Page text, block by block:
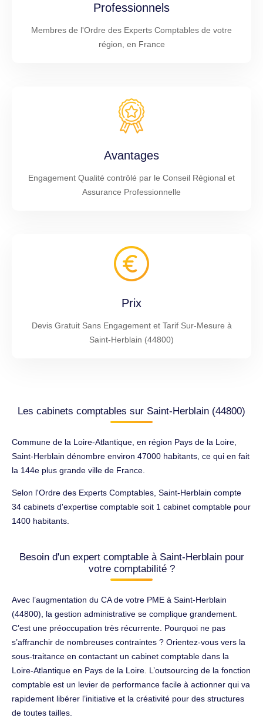
Professionnels
Membres de l'Ordre des Experts Comptables de votre
région, en France
Avantages
Engagement Qualité contrôlé par le Conseil Régional et
Assurance Professionnelle
Prix
Devis Gratuit Sans Engagement et Tarif Sur-Mesure à
Saint-Herblain (44800)
Les cabinets comptables sur Saint-Herblain (44800)
Commune de la Loire-Atlantique, en région Pays de la Loire,
Saint-Herblain dénombre environ 47000 habitants, ce qui en fait
la 144e plus grande ville de France.
Selon l'Ordre des Experts Comptables, Saint-Herblain compte
34 cabinets d'expertise comptable soit 1 cabinet comptable pour
1400 habitants.
Besoin d'un expert comptable à Saint-Herblain pour
votre comptabilité ?
Avec l’augmentation du CA de votre PME à Saint-Herblain
(44800), la gestion administrative se complique grandement.
C’est une préoccupation très récurrente. Pourquoi ne pas
s’affranchir de nombreuses contraintes ? Orientez-vous vers la
sous-traitance en contactant un cabinet comptable dans la
Loire-Atlantique en Pays de la Loire. L’outsourcing de la fonction
comptable est un levier de performance facile à actionner qui va
rapidement libérer l’initiative et la créativité pour des structures
de toutes tailles.